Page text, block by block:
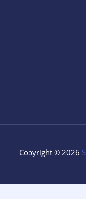
Copyright © 2026